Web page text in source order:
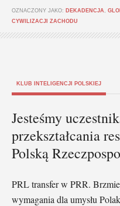
OZNACZONY JAKO: DEKADENCJA
CYWILIZACJI ZACHODU
KLUB INTELIGENCJI POLSKIEJ
Jesteśmy
przekształcania
Polską
PRL transfer w PRR.
wymagania dla umysłu